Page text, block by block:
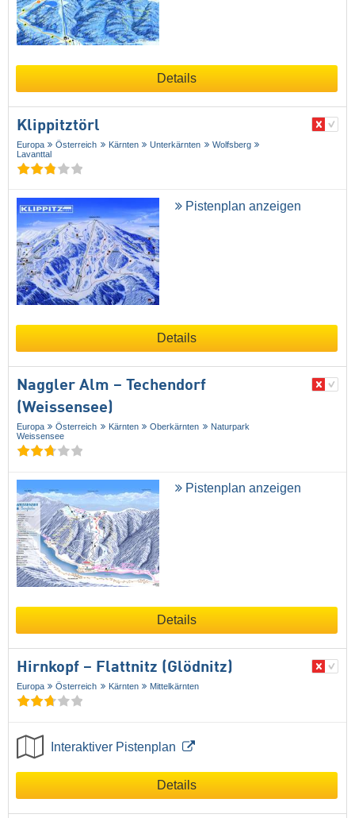
Details
Klippitztörl
Europa Österreich Kärnten Unterkärnten
Wolfsberg
Lavanttal
Pistenplan anzeigen
Details
Naggler Alm – Techendorf
(Weissensee)
Europa Österreich Kärnten Oberkärnten
Naturpark
Weissensee
Pistenplan anzeigen
Details
Hirnkopf – Flattnitz (Glödnitz)
Europa Österreich Kärnten Mittelkärnten
Interaktiver Pistenplan
Details